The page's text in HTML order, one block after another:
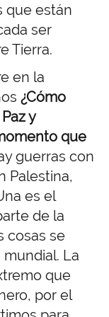
que están
ser
Tierra.
en la
¿Cómo
y
que
guerras con
Palestina,
es el
de la
cosas se
La
que
por el